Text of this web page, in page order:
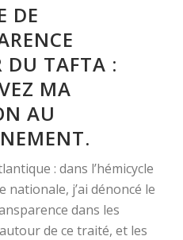
DE
DU TAFTA :
MA
AU
: dans l’hémicycle
nationale, j’ai dénoncé le
dans les
de ce traité, et les